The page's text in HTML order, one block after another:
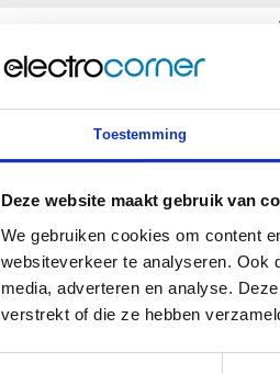
Toestemming
Deze website maakt gebruik van
We gebruiken cookies om content
websiteverkeer te analyseren. Ook
media, adverteren en analyse.
verstrekt of die ze hebben